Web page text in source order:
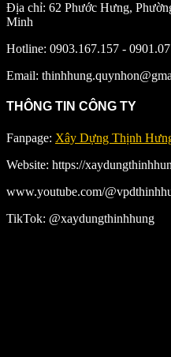
Địa chỉ: 62 Phước Hưng,
Minh
Hotline: 0903.167.157 -
Email:
THÔNG TIN CÔNG TY
Fanpage: Xây Dựng Thịnh
Website: https://
www.youtube.com/
TikTok: @xaydungthinhhung